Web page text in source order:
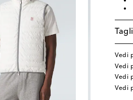
Vedi
Vedi
Vedi
Vedi